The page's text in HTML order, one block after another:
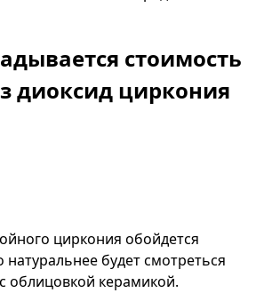
стоимость
диоксид циркония
циркония обойдется
будет смотреться
облицовкой керамикой.